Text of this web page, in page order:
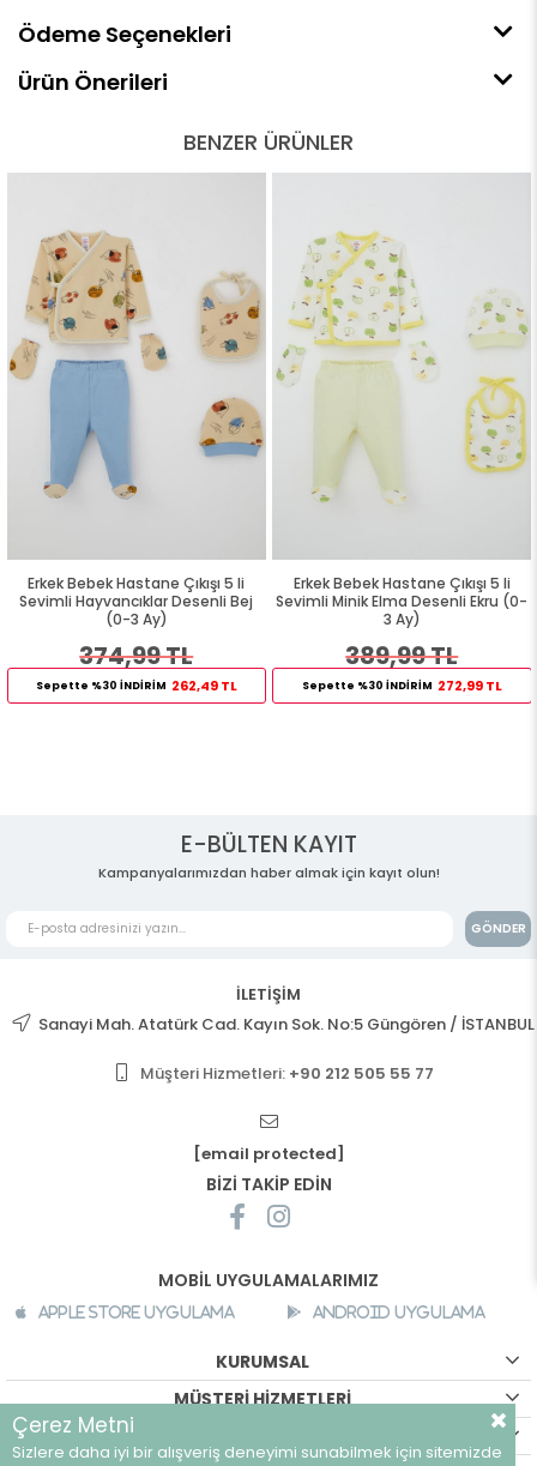
Ödeme Seçenekleri
Ürün Önerileri
BENZER ÜRÜNLER
Erkek Bebek Hastane Çıkışı 5 li
Sevimli Hayvancıklar Desenli Bej
(0-3 Ay)
374,99 TL
Sepette %30 İNDİRİM 262,49 TL
Erkek Bebek Hastane Çıkışı 5 li
Sevimli Minik Elma Desenli Ekru (0-
3 Ay)
389,99 TL
Sepette %30 İNDİRİM 272,99 TL
E-BÜLTEN KAYIT
Kampanyalarımızdan haber almak için kayıt olun!
GÖNDER
İLETİŞİM
Sanayi Mah. Atatürk Cad. Kayın Sok. No:5 Güngören / İSTANBUL
Müşteri Hizmetleri: +90 212 505 55 77
[email protected]
BİZİ TAKİP EDİN
MOBİL UYGULAMALARIMIZ
Apple Store Uygulama Android Uygulama
KURUMSAL
MÜŞTERİ HİZMETLERİ
Çerez Metni
Sizlere daha iyi bir alışveriş deneyimi sunabilmek için sitemizde